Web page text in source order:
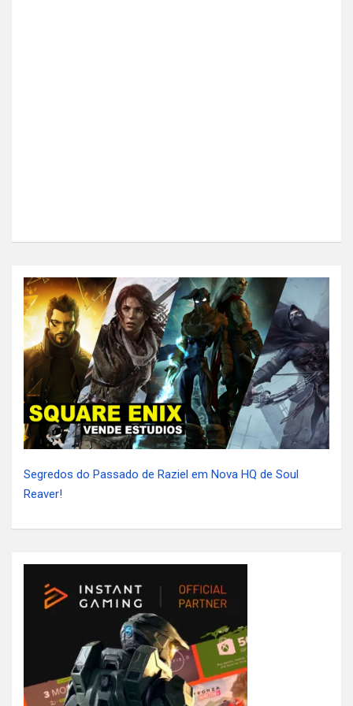
Segredos do Passado de Raziel em Nova HQ de Soul
Reaver!